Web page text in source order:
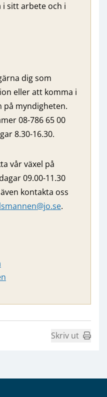
i sitt arbete och i
dig som
eller att komma i
myndigheten.
08-786 65 00
8.30-16.30.
vår växel på
09.00-11.30
kontakta oss
.
Skriv ut